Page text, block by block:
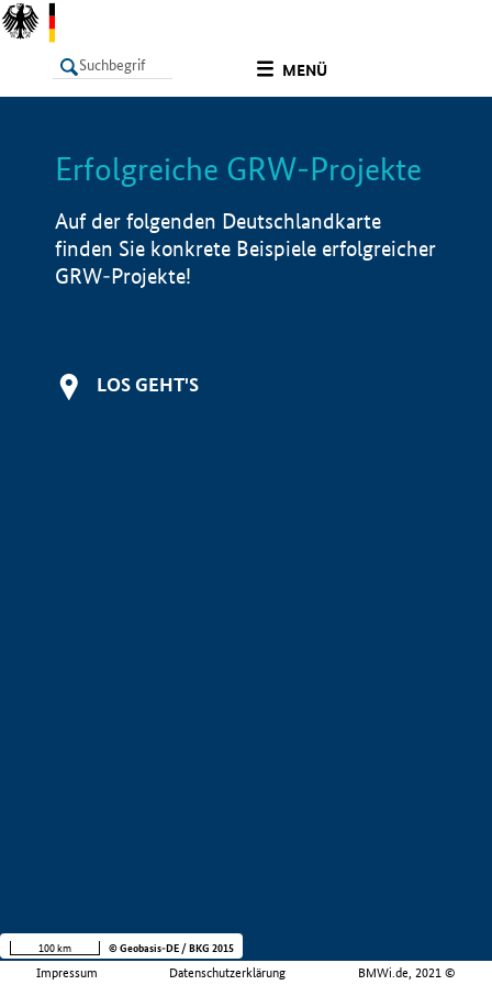
MENÜ
LISTE Info
Erfolgreiche GRW-Projekte
Auf der folgenden Deutschlandkarte
finden Sie konkrete Beispiele erfolgreicher
GRW-Projekte!
LOS GEHT'S
Impressum Datenschutzerklärung BMWi.de, 2021 ©
100 km © Geobasis-DE / BKG 2015